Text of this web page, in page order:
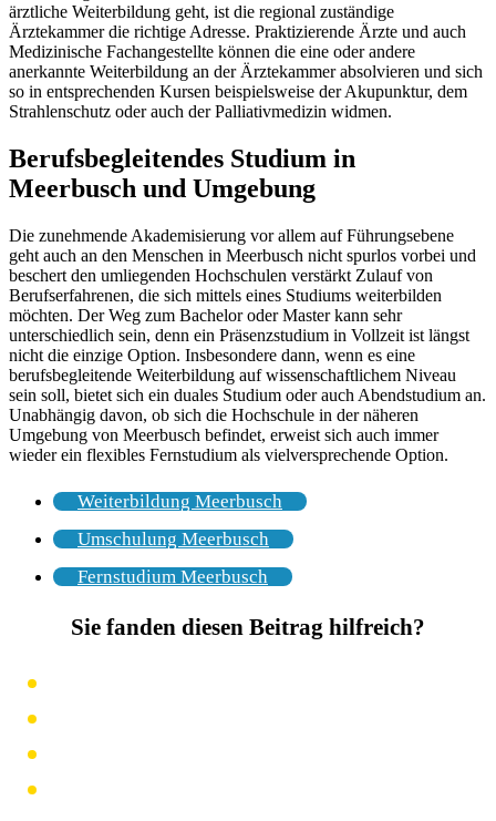
ärztliche Weiterbildung geht, ist die regional zuständige
Ärztekammer die richtige Adresse. Praktizierende Ärzte und auch
Medizinische Fachangestellte können die eine oder andere
anerkannte Weiterbildung an der Ärztekammer absolvieren und sich
so in entsprechenden Kursen beispielsweise der Akupunktur, dem
Strahlenschutz oder auch der Palliativmedizin widmen.
Berufsbegleitendes Studium in
Meerbusch und Umgebung
Die zunehmende Akademisierung vor allem auf Führungsebene
geht auch an den Menschen in Meerbusch nicht spurlos vorbei und
beschert den umliegenden Hochschulen verstärkt Zulauf von
Berufserfahrenen, die sich mittels eines Studiums weiterbilden
möchten. Der Weg zum Bachelor oder Master kann sehr
unterschiedlich sein, denn ein Präsenzstudium in Vollzeit ist längst
nicht die einzige Option. Insbesondere dann, wenn es eine
berufsbegleitende Weiterbildung auf wissenschaftlichem Niveau
sein soll, bietet sich ein duales Studium oder auch Abendstudium an.
Unabhängig davon, ob sich die Hochschule in der näheren
Umgebung von Meerbusch befindet, erweist sich auch immer
wieder ein flexibles Fernstudium als vielversprechende Option.
Weiterbildung Meerbusch
Umschulung Meerbusch
Fernstudium Meerbusch
Sie fanden diesen Beitrag hilfreich?